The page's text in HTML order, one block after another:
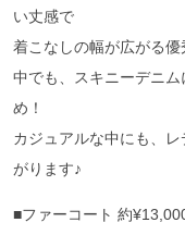
い丈感で
着こなしの幅が広がる優
中でも、スキニーデニ
め！
カジュアルな中にも、
がります♪
■ファーコート 約